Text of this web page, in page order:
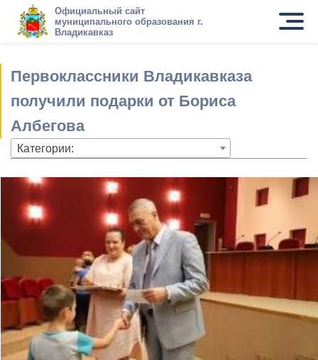
Официальный сайт
муниципального образования г.
Владикавказ
Первоклассники Владикавказа
получили подарки от Бориса
Албегова
Категории: